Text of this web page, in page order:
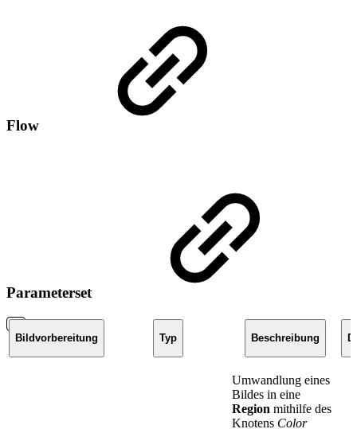
Flow
Parameterset
Bildvorbereitung Typ Beschreibung
Umwandlung eines
Bildes in eine
Region mithilfe des
Knotens Color